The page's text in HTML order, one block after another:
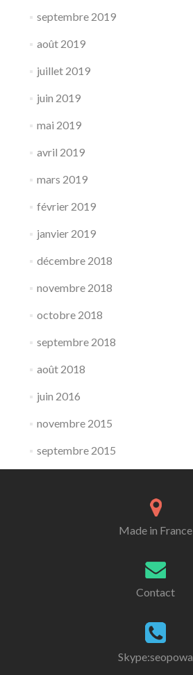
septembre 2019
août 2019
juillet 2019
juin 2019
mai 2019
avril 2019
mars 2019
février 2019
janvier 2019
décembre 2018
novembre 2018
octobre 2018
septembre 2018
août 2018
juin 2016
novembre 2015
septembre 2015
Made in France
Contact
Skype:seopowa